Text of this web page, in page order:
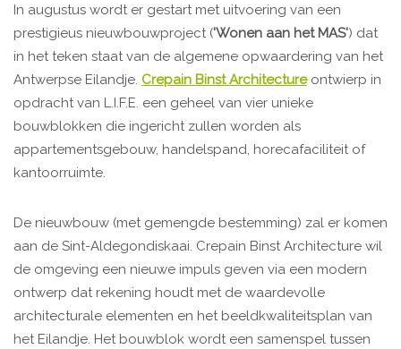
In augustus wordt er gestart met uitvoering van een
prestigieus nieuwbouwproject ('Wonen aan het MAS') dat
in het teken staat van de algemene opwaardering van het
Antwerpse Eilandje. Crepain Binst Architectureontwierp in
opdracht van L.I.F.E. een geheel van vier unieke
bouwblokken die ingericht zullen worden als
appartementsgebouw, handelspand, horecafaciliteit of
kantoorruimte.
De nieuwbouw (met gemengde bestemming) zal er komen
aan de Sint-Aldegondiskaai. Crepain Binst Architecture wil
de omgeving een nieuwe impuls geven via een modern
ontwerp dat rekening houdt met de waardevolle
architecturale elementen en het beeldkwaliteitsplan van
het Eilandje. Het bouwblok wordt een samenspel tussen